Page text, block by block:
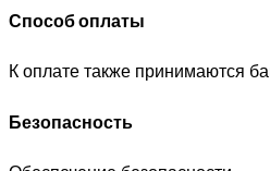
Способ оплаты
К оплате также принимаются
Безопасность